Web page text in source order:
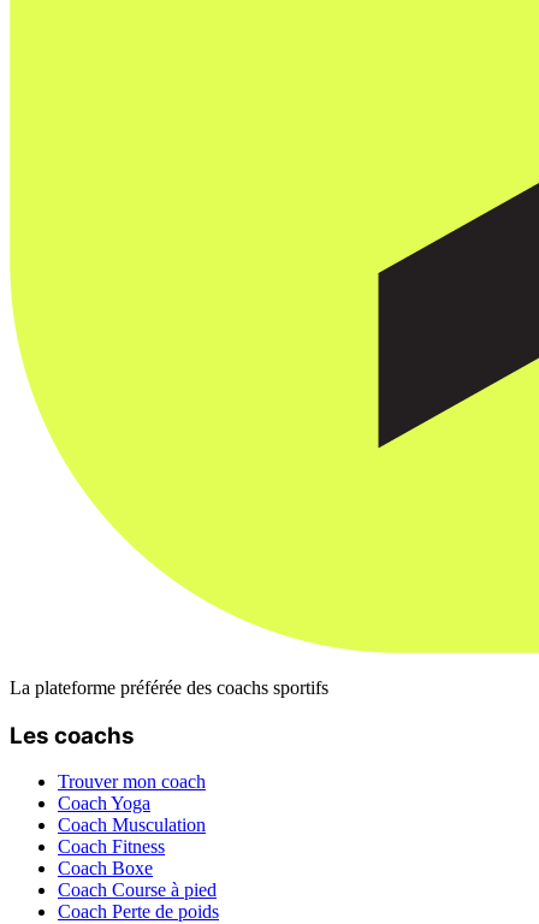
La plateforme préférée des coachs sportifs
Les coachs
Trouver mon coach
Coach Yoga
Coach Musculation
Coach Fitness
Coach Boxe
Coach Course à pied
Coach Perte de poids